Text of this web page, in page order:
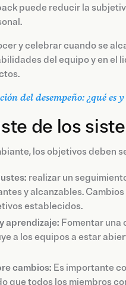
puede reducir la
y celebrar cuando se
del equipo y en el
del desempeño: ¿qué es
de los
los objetivos
realizar un
y alcanzables.
establecidos.
aprendizaje: Fomentar una
a los equipos a estar
cambios: Es importante
que todos los miembros